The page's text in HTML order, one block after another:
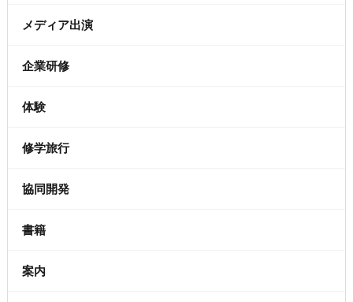
メディア出演
企業研修
体験
修学旅行
協同開発
書籍
案内